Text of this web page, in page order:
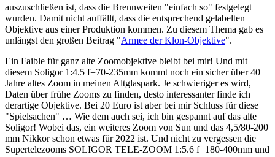
auszuschließen ist, dass die Brennweiten "einfach so" festgelegt
wurden. Damit nicht auffällt, dass die entsprechend gelabelten
Objektive aus einer Produktion kommen. Zu diesem Thema gab es
unlängst den großen Beitrag "Armee der Klon-Objektive".
Ein Faible für ganz alte Zoomobjektive bleibt bei mir! Und mit
diesem Soligor 1:4.5 f=70-235mm kommt noch ein sicher über 40
Jahre altes Zoom in meinen Altglaspark. Je schwieriger es wird,
Daten über frühe Zooms zu finden, desto interessanter finde ich
derartige Objektive. Bei 20 Euro ist aber bei mir Schluss für diese
"Spielsachen" … Wie dem auch sei, ich bin gespannt auf das alte
Soligor! Wobei das, ein weiteres Zoom von Sun und das 4,5/80-200
mm Nikkor schon etwas für 2022 ist. Und nicht zu vergessen die
Supertelezooms SOLIGOR TELE-ZOOM 1:5.6 f=180-400mm und